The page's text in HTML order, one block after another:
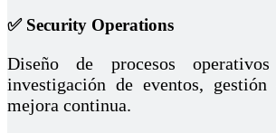
✅ Security Operations
Diseño de procesos
investigación de eventos,
mejora continua.